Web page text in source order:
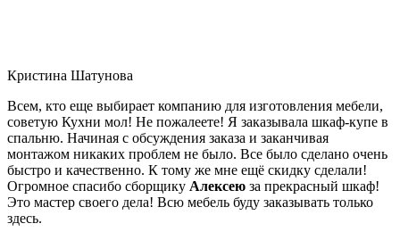
Кристина Шатунова
Всем, кто еще выбирает компанию для изготовления мебели,
советую Кухни мол! Не пожалеете! Я заказывала шкаф-купе в
спальню. Начиная с обсуждения заказа и заканчивая
монтажом никаких проблем не было. Все было сделано очень
быстро и качественно. К тому же мне ещё скидку сделали!
Огромное спасибо сборщику Алексею за прекрасный шкаф!
Это мастер своего дела! Всю мебель буду заказывать только
здесь.